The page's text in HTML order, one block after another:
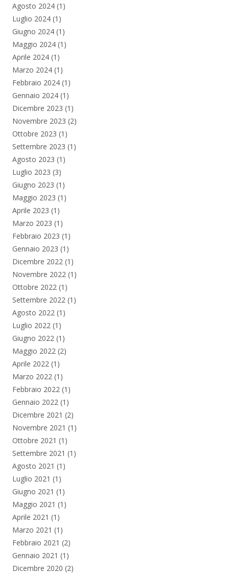
Agosto 2024 (1)
Luglio 2024 (1)
Giugno 2024 (1)
Maggio 2024 (1)
Aprile 2024 (1)
Marzo 2024 (1)
Febbraio 2024 (1)
Gennaio 2024 (1)
Dicembre 2023 (1)
Novembre 2023 (2)
Ottobre 2023 (1)
Settembre 2023 (1)
Agosto 2023 (1)
Luglio 2023 (3)
Giugno 2023 (1)
Maggio 2023 (1)
Aprile 2023 (1)
Marzo 2023 (1)
Febbraio 2023 (1)
Gennaio 2023 (1)
Dicembre 2022 (1)
Novembre 2022 (1)
Ottobre 2022 (1)
Settembre 2022 (1)
Agosto 2022 (1)
Luglio 2022 (1)
Giugno 2022 (1)
Maggio 2022 (2)
Aprile 2022 (1)
Marzo 2022 (1)
Febbraio 2022 (1)
Gennaio 2022 (1)
Dicembre 2021 (2)
Novembre 2021 (1)
Ottobre 2021 (1)
Settembre 2021 (1)
Agosto 2021 (1)
Luglio 2021 (1)
Giugno 2021 (1)
Maggio 2021 (1)
Aprile 2021 (1)
Marzo 2021 (1)
Febbraio 2021 (2)
Gennaio 2021 (1)
Dicembre 2020 (2)